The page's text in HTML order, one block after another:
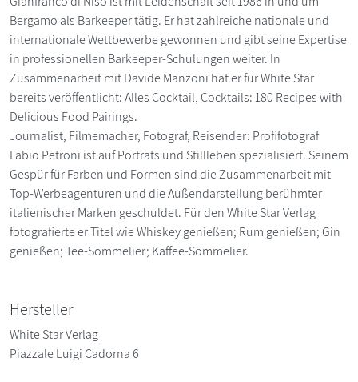
Bergamo als Barkeeper tätig. Er hat zahlreiche nationale und
internationale Wettbewerbe gewonnen und gibt seine Expertise
in professionellen Barkeeper-Schulungen weiter. In
Zusammenarbeit mit Davide Manzoni hat er für White Star
bereits veröffentlicht: Alles Cocktail, Cocktails: 180 Recipes with
Delicious Food Pairings.
Journalist, Filmemacher, Fotograf, Reisender: Profifotograf
Fabio Petroni ist auf Porträts und Stillleben spezialisiert. Seinem
Gespür für Farben und Formen sind die Zusammenarbeit mit
Top-Werbeagenturen und die Außendarstellung berühmter
italienischer Marken geschuldet. Für den White Star Verlag
fotografierte er Titel wie Whiskey genießen; Rum genießen; Gin
genießen; Tee-Sommelier; Kaffee-Sommelier.
Hersteller
White Star Verlag
Piazzale Luigi Cadorna 6